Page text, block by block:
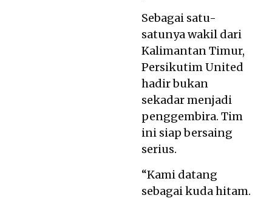
Sebagai satu-
satunya wakil dari
Kalimantan Timur,
Persikutim United
hadir bukan
sekadar menjadi
penggembira. Tim
ini siap bersaing
serius.
“Kami datang
sebagai kuda hitam.